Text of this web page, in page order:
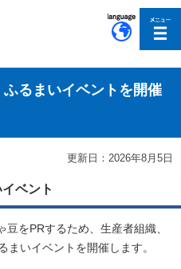
るまいイベントを開催
更新日：2026年8月5日
ベント
をPRするため、生産者組織、
まいイベントを開催します。